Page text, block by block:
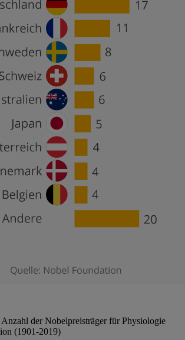
der Nobelpreisträger für Physiologie
(1901-2019)